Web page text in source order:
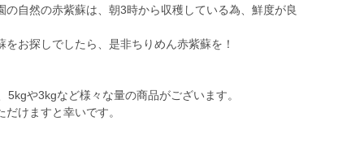
自然の赤紫蘇は、朝3時から収穫している為、鮮度が良
お探しでしたら、是非ちりめん赤紫蘇を！
や3kgなど様々な量の商品がございます。
けますと幸いです。